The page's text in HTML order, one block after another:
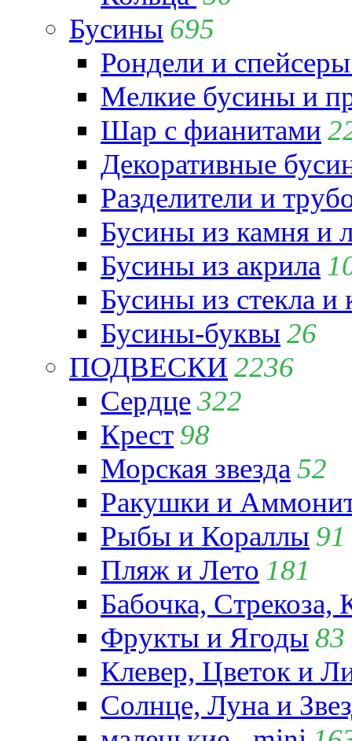
Бусины 695
Рондели и
Мелкие бусины и
Шар с фианитами
Декоративные
Разделители и
Бусины из камня и
Бусины из акрила
Бусины из стекла и
Бусины-буквы 26
ПОДВЕСКИ 2236
Сердце322
Крест 98
Морская звезда52
Ракушки и
Рыбы и Кораллы 91
Пляж и Лето 181
Бабочка,
Фрукты и Ягоды 83
Клевер, Цветок и
Солнце, Луна и